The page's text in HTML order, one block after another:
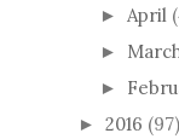
► April
►
►
► 2016 (97)